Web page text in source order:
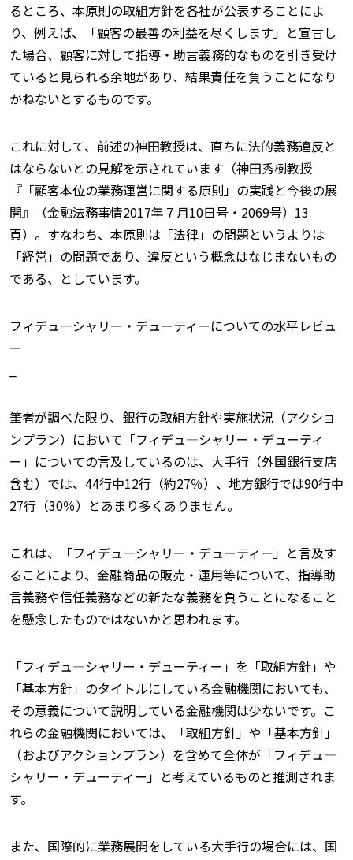
るところ、本原則の取組方針を各社が公表することによ
り、例えば、「顧客の最善の利益を尽くします」と宣言し
た場合、顧客に対して指導・助言義務的なものを引き受け
ていると見られる余地があり、結果責任を負うことになり
かねないとするものです。
これに対して、前述の神田教授は、直ちに法的義務違反と
はならないとの見解を示されています（神田秀樹教授
『「顧客本位の業務運営に関する原則」の実践と今後の展
開』（金融法務事情2017年７月10日号・2069号）13
頁）。すなわち、本原則は「法律」の問題というよりは
「経営」の問題であり、違反という概念はなじまないもの
である、としています。
フィデュ—シャリー・デューティーについての水平レビュ
ー
筆者が調べた限り、銀行の取組方針や実施状況（アクショ
ンプラン）において「フィデュ—シャリー・デューティ
ー」についての言及しているのは、大手行（外国銀行支店
含む）では、44行中12行（約27％）、地方銀行では90行中
27行（30％）とあまり多くありません。
これは、「フィデュ—シャリー・デューティー」と言及す
ることにより、金融商品の販売・運用等について、指導助
言義務や信任義務などの新たな義務を負うことになること
を懸念したものではないかと思われます。
「フィデュ—シャリー・デューティー」を「取組方針」や
「基本方針」のタイトルにしている金融機関においても、
その意義について説明している金融機関は少ないです。こ
れらの金融機関においては、「取組方針」や「基本方針」
（およびアクションプラン）を含めて全体が「フィデュ—
シャリー・デューティー」と考えているものと推測されま
す。
また、国際的に業務展開をしている大手行の場合には、国